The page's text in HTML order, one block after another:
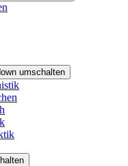
umschalten